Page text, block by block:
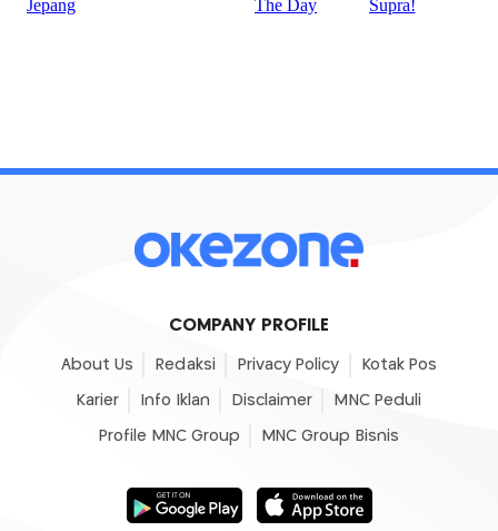
COMPANY PROFILE
About Us Redaksi Privacy Policy Kotak Pos
Karier Info Iklan Disclaimer MNC Peduli
Profile MNC Group MNC Group Bisnis